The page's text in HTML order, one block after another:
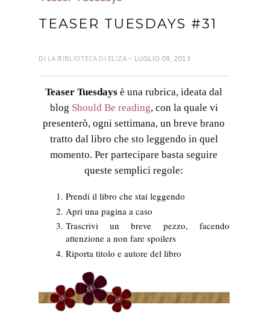
TEASER TUESDAYS #31
DI LA BIBLIOTECA DI ELIZA - LUGLIO 09, 2013
Teaser Tuesdays è una rubrica, ideata dal
blog Should Be reading, con la quale vi
presenterò, ogni settimana, un breve brano
tratto dal libro che sto leggendo in quel
momento. Per partecipare basta seguire
queste semplici regole:
Prendi il libro che stai leggendo
Apri una pagina a caso
Trascrivi un breve pezzo, facendo
attenzione a non fare spoilers
Riporta titolo e autore del libro